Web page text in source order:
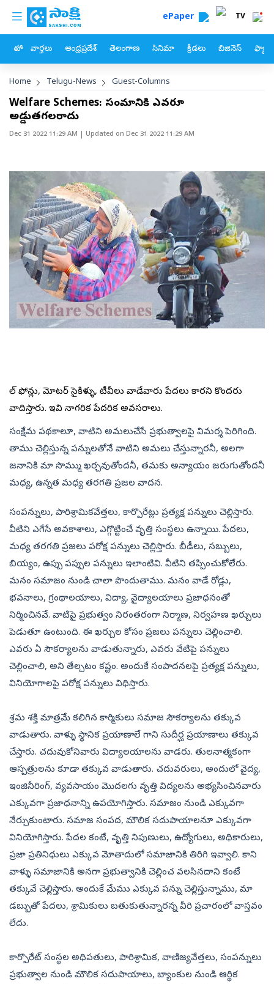
Skip to main content
custom menu ePaper TV
హోం వార్తలు ఆంధ్రప్రదేశ్ తెలంగాణ సినిమా క్రీడలు బిజినెస్
Breadcrumb
Home Telugu-News Guest-Columns
Welfare Schemes: సంక్షేమానికి ఎవరూ
అడ్డుతగలరాదు
Dec 31 2022 11:29 AM | Updated on Dec 31 2022 11:29 AM
సెల్‌ ఫోన్లు, మోటర్‌ సైకిళ్ళు, టీవీలు వాడేవారు పేదలు కారని కొందరు
వాదిస్తారు. ఇవి నాగరిక పేదరిక అవసరాలు.
సంక్షేమ పథకాలూ, వాటిని అమలుచేసే ప్రభుత్వాలపై విమర్శ పెరిగింది.
తాము చెల్లిస్తున్న పన్నులతోనే వాటిని అమలు చేస్తున్నారనీ, అలగా
జనానికి మా సొమ్ము ఖర్చవుతోందనీ, తమకు అన్యాయం జరుగుతోందనీ
మధ్య, ఉన్నత మధ్య తరగతి ప్రజల వాదన.
సంపన్నులు, పారిశ్రామికవేత్తలు, కార్పొరేట్లు ప్రత్యక్ష పన్నులు చెల్లిస్తారు.
వీటిని ఎగేసే అవకాశాలు, ఎగ్గొట్టించే వృత్తి సంస్థలు ఉన్నాయి. పేదలు,
మధ్య తరగతి ప్రజలు పరోక్ష పన్నులు చెల్లిస్తారు. బీడీలు, సబ్బులు,
బియ్యం, ఉప్పు పప్పుల పన్నులు ఇలాంటివి. వీటిని తప్పించుకోలేరు.
మనం సమాజం నుండి చాలా పొందుతాము. మనం వాడే రోడ్లు,
భవనాలు, గ్రంథాలయాలు, విద్యా, వైద్యాలయాలు ప్రజాధనంతో
నిర్మించినవే. వాటిపై ప్రభుత్వం నిరంతరంగా నిర్మాణ, నిర్వహణ ఖర్చులు
పెడుతూ ఉంటుంది. ఈ ఖర్చుల కోసం ప్రజలు పన్నులు చెల్లించాలి.
ఎవరు ఏ సౌకర్యాలను వాడుతున్నారు, ఎవరు వేటిపై పన్నులు
చెల్లించాలి, అని తేల్చటం కష్టం. అందుకే సంపాదనలపై ప్రత్యక్ష పన్నులు,
వినియోగాలపై పరోక్ష పన్నులు విధిస్తారు.
శ్రమ శక్తి మాత్రమే కలిగిన కార్మికులు సమాజ సౌకర్యాలను తక్కువ
వాడుతారు. వాళ్ళు స్థానిక ప్రయాణాలే గాని సుదీర్ఘ ప్రయాణాలు తక్కువ
చేస్తారు. చదువుకోనివారు విద్యాలయాలను వాడరు. తులనాత్మకంగా
ఆస్పత్రులను కూడా తక్కువ వాడుతారు. చదువరులు, అందులో వైద్య,
ఇంజినీరింగ్, వ్యవసాయం మొదలగు వృత్తి విద్యలను అభ్యసించినవారు
ఎక్కువగా ప్రజాధనాన్ని ఉపయోగిస్తారు. సమాజం నుండి ఎక్కువగా
నేర్చుకుంటారు. సమాజ సంపద, మౌలిక సదుపాయాలనూ ఎక్కువగా
వినియోగిస్తారు. పేదల కంటే, వృత్తి నిపుణులు, ఉద్యోగులు, అధికారులు,
ప్రజా ప్రతినిధులు ఎక్కువ మోతాదులో సమాజానికి తిరిగి ఇవ్వాలి. కాని
వాళ్ళు సమాజానికి అనగా ప్రభుత్వానికి చెల్లించ వలసినదాని కంటే
తక్కువే చెల్లిస్తారు. అందుకే మేము ఎక్కువ పన్ను చెల్లిస్తున్నాము, మా
డబ్బుతో పేదలు, శ్రామికులు బతుకుతున్నారన్న వీరి ప్రచారంలో వాస్తవం
లేదు.
కార్పొరేట్‌ సంస్థల అధిపతులు, పారిశ్రామిక, వాణిజ్యవేత్తలు, సంపన్నులు
ప్రభుత్వాల నుండి మౌలిక సదుపాయాలు, బ్యాంకుల నుండి ఆర్థిక